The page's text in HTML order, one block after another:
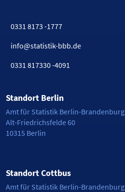
0331 8173 -1777
info@statistik-bbb.de
0331 817330 -4091
Standort Berlin
Amt für Statistik Berlin-Brandenburg
Alt-Friedrichsfelde 60
10315 Berlin
Standort Cottbus
Amt für Statistik Berlin-Brandenburg